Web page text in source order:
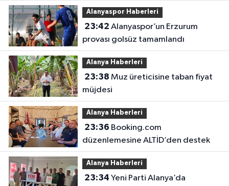
Alanyaspor Haberleri
23:42
provası golsüz tamamlandı
Alanya Haberleri
23:38
müjdesi
Alanya Haberleri
23:36
düzenlemesine ALTİD’den destek
Alanya Haberleri
23:34